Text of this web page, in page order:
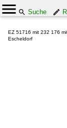
Suche
EZ 51716 mit 232 176
Escheldorf